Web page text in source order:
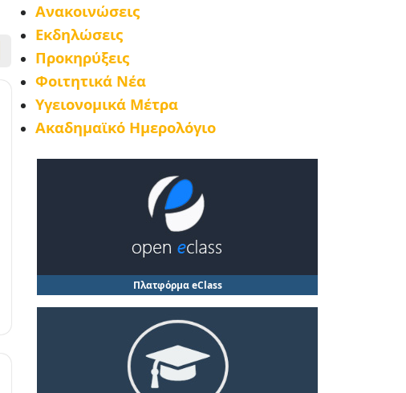
Ανακοινώσεις
Εκδηλώσεις
Προκηρύξεις
Φοιτητικά Νέα
Υγειονομικά Μέτρα
Ακαδημαϊκό Ημερολόγιο
Πλατφόρμα eClass